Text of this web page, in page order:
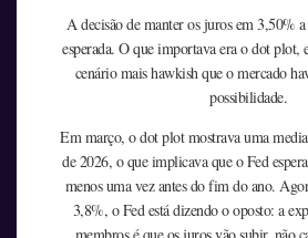
A decisão de manter os juros em 3,50%
esperada. O que importava era o dot plot,
cenário mais hawkish que o mercado
possibilidade.
Em março, o dot plot mostrava uma
de 2026, o que implicava que o Fed
menos uma vez antes do fim do ano.
3,8%, o Fed está dizendo o oposto: a
membros é que os juros vão subir, não